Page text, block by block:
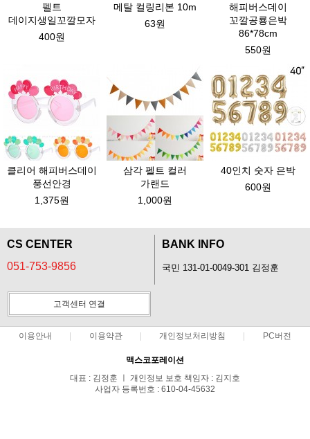
펠트
데이지생일꼬깔모자
400원
메탈 컬링리본 10m
63원
해피버스데이
꼬깔공룡은박
86*78cm
550원
클리어 해피버스데이
풍선안경
1,375원
삼각 펠트 컬러
가랜드
1,000원
40인치 숫자 은박
600원
CS CENTER
051-753-9856
BANK INFO
국민 131-01-0049-301 김정훈
고객센터 연결
이용안내 이용약관 개인정보처리방침 PC버전
맥스코포레이션
대표 : 김정훈 ㅣ 개인정보 보호 책임자 : 김지호
사업자 등록번호 : 610-04-45632